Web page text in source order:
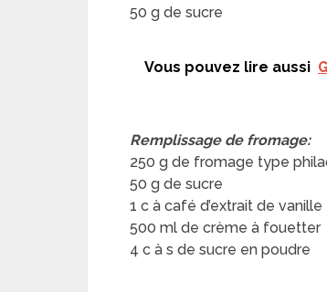
50 g de sucre
Vous pouvez lire aussi
Remplissage de fromage:
250 g de fromage type
50 g de sucre
1 c à café d’extrait de vanille
500 ml de crème à fouetter
4 c à s de sucre en poudre